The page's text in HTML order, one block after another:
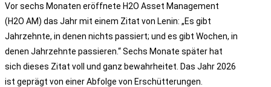
Vor sechs Monaten eröffnete H2O Asset Management
(H2O AM) das Jahr mit einem Zitat von Lenin: „Es gibt
Jahrzehnte, in denen nichts passiert; und es gibt Wochen, in
denen Jahrzehnte passieren.“ Sechs Monate später hat
sich dieses Zitat voll und ganz bewahrheitet. Das Jahr 2026
ist geprägt von einer Abfolge von Erschütterungen.